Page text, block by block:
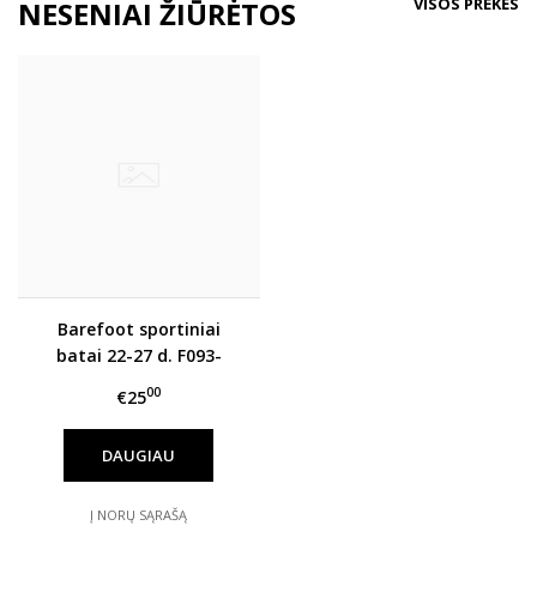
NESENIAI ŽIŪRĖTOS
Barefoot sportiniai
batai 22-27 d. F093-
€2500
DAUGIAU
Į NORŲ SĄRAŠĄ